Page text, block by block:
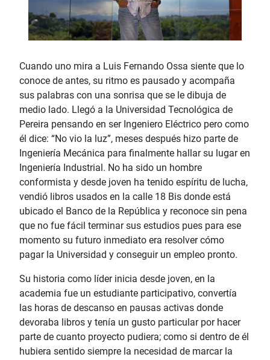
Cuando uno mira a Luis Fernando Ossa siente que lo
conoce de antes, su ritmo es pausado y acompaña
sus palabras con una sonrisa que se le dibuja de
medio lado. Llegó a la Universidad Tecnológica de
Pereira pensando en ser Ingeniero Eléctrico pero como
él dice: “No vio la luz”, meses después hizo parte de
Ingeniería Mecánica para finalmente hallar su lugar en
Ingeniería Industrial. No ha sido un hombre
conformista y desde joven ha tenido espíritu de lucha,
vendió libros usados en la calle 18 Bis donde está
ubicado el Banco de la República y reconoce sin pena
que no fue fácil terminar sus estudios pues para ese
momento su futuro inmediato era resolver cómo
pagar la Universidad y conseguir un empleo pronto.
Su historia como líder inicia desde joven, en la
academia fue un estudiante participativo, convertía
las horas de descanso en pausas activas donde
devoraba libros y tenía un gusto particular por hacer
parte de cuanto proyecto pudiera; como si dentro de él
hubiera sentido siempre la necesidad de marcar la